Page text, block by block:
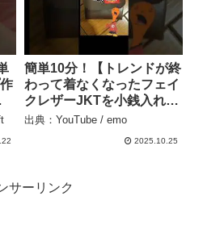
簡単10分！【トレンドが終
わって着なくなったフェイ
クレザーJKTを小銭入れに
してみた】#古着リメイク#
雑貨#オシャレ#自分時間 –
出典：YouTube / emo
2025.10.25
サーリンク